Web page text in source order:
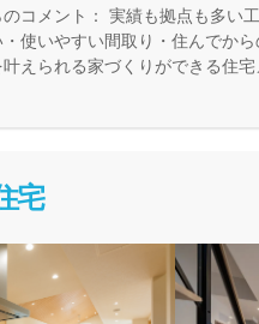
コメント： 実績も拠点も多い
使いやすい間取り・住んでか
えられる家づくりができる住
宅